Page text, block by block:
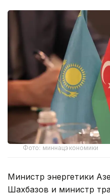
Фото: миннацэкономики
Министр энергетики
Шахбазов и министр